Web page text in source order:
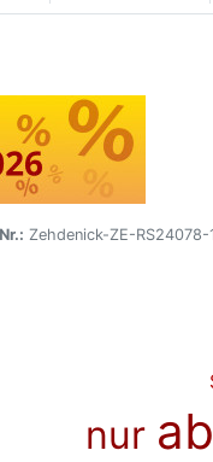
Zehdenick-ZE-
nur ab